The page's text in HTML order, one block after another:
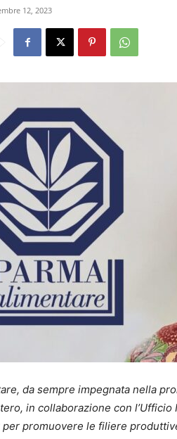
12, 2023
da sempre impegnata nella
in collaborazione con
promuovere le filiere